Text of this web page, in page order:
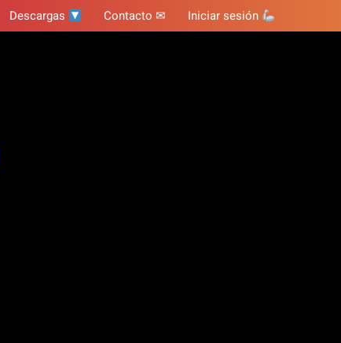
Descargas Contacto ✉ Iniciar sesión